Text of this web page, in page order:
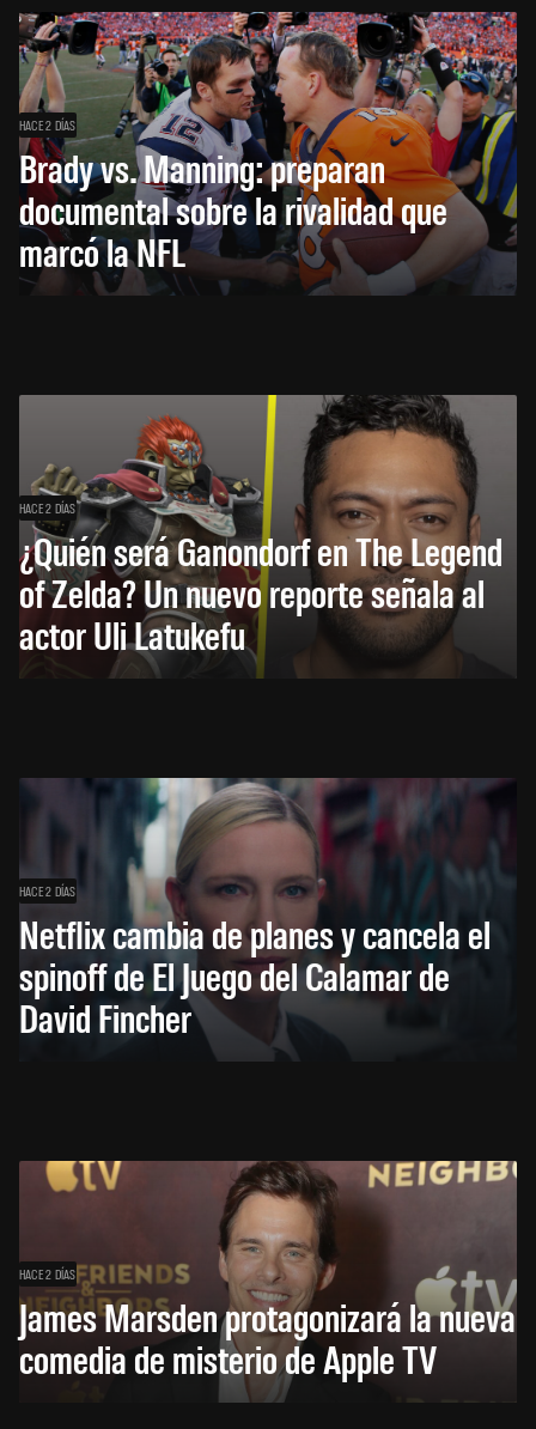
HACE 2 DÍAS
Brady vs. Manning: preparan
documental sobre la rivalidad que
marcó la NFL
HACE 2 DÍAS
¿Quién será Ganondorf en The Legend
of Zelda? Un nuevo reporte señala al
actor Uli Latukefu
HACE 2 DÍAS
Netflix cambia de planes y cancela el
spinoff de El Juego del Calamar de
David Fincher
HACE 2 DÍAS
James Marsden protagonizará la nueva
comedia de misterio de Apple TV